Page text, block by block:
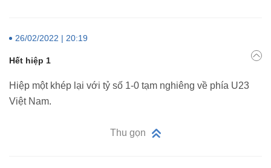
26/02/2022 | 20:19
Hết hiệp 1
Hiệp một khép lại với tỷ số 1-0 tạm nghiêng về phía U23
Việt Nam.
Thu gọn